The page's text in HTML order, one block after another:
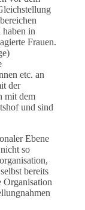
haben in
Frauen.
etc. an
der
mit dem
und sind
Ebene
so
selbst bereits